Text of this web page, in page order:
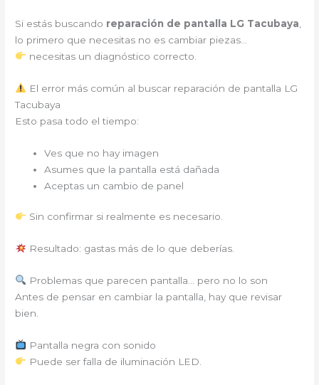
Si estás buscando reparación de pantalla LG Tacubaya
lo primero que necesitas no es cambiar piezas…
necesitas un diagnóstico correcto.
El error más común al buscar reparación de pantalla LG
Tacubaya
Esto pasa todo el tiempo:
Ves que no hay imagen
Asumes que la pantalla está dañada
Aceptas un cambio de panel
Sin confirmar si realmente es necesario.
Resultado: gastas más de lo que deberías.
Problemas que parecen pantalla… pero no lo son
Antes de pensar en cambiar la pantalla, hay que revisar
bien.
Pantalla negra con sonido
Puede ser falla de iluminación LED.